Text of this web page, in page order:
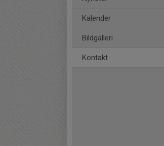
Kalender
Bildgalleri
Kontakt